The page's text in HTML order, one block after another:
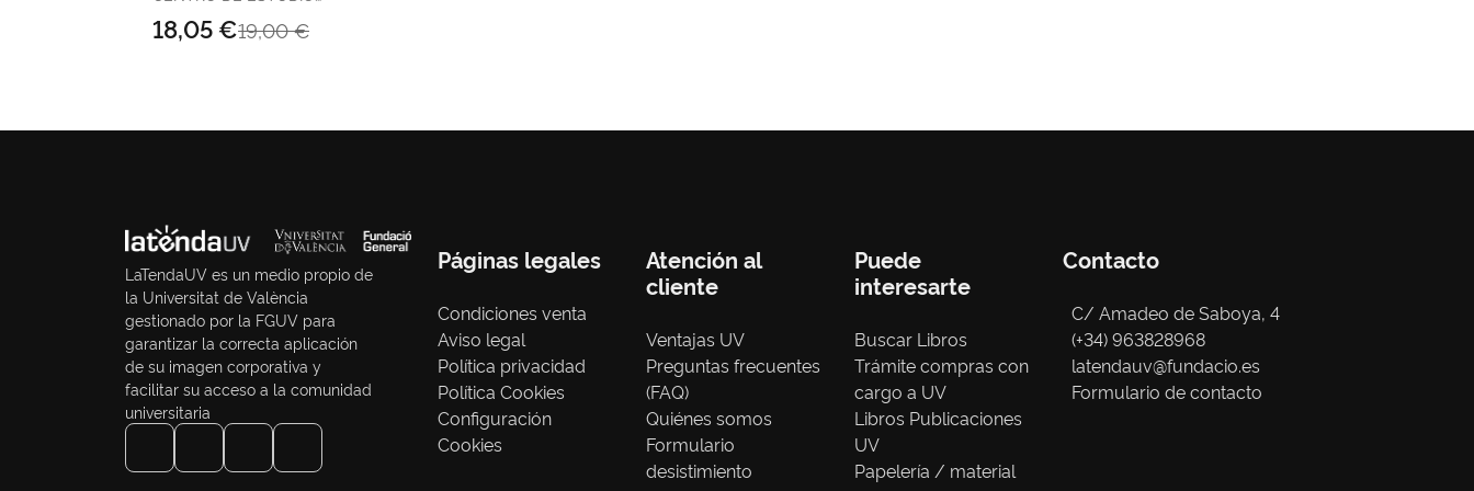
Años
19,00 €
18,05 €
LaTendaUV es un medio propio de
la Universitat de València
gestionado por la FGUV para
garantizar la correcta aplicación
de su imagen corporativa y
facilitar su acceso a la comunidad
universitaria
Páginas legales
Condiciones venta
Aviso legal
Política privacidad
Política Cookies
Configuración
Cookies
Atención al
cliente
Ventajas UV
Preguntas frecuentes
(FAQ)
Quiénes somos
Formulario
desistimiento
Puede
interesarte
Buscar Libros
Trámite compras con
cargo a UV
Libros Publicaciones
UV
Papelería / material
Contacto
C/ Amadeo de Saboya, 4
(+34) 963828968
latendauv@fundacio.es
Formulario de contacto